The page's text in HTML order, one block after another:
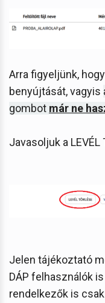
Arra figyeljünk,
benyújtását, vagyis
gombot már ne
Javasoljuk a LEVÉL
Jelen tájékoztató
DÁP felhasználók
rendelkezők is